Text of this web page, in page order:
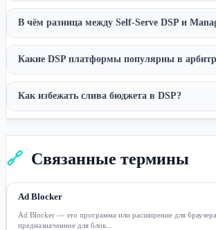
В чём разница между Self-Serve DSP и
Какие DSP платформы популярны в
Как избежать слива бюджета в DSP?
🔗 Связанные термины
Ad Blocker
Ad Blocker — это программа или расширение для браузера,
предназначенное для блок...